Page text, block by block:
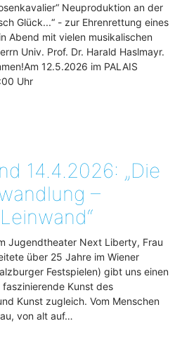
Neuproduktion an der
Glück...“ - zur Ehrenrettung eines
Abend mit vielen musikalischen
Univ. Prof. Dr. Harald Haslmayr.
12.5.2026 im PALAIS
Uhr
14.4.2026: „Die
–
Jugendtheater Next Liberty, Frau
über 25 Jahre im Wiener
Festspielen) gibt uns einen
Kunst des
Kunst zugleich. Vom Menschen
von alt auf…